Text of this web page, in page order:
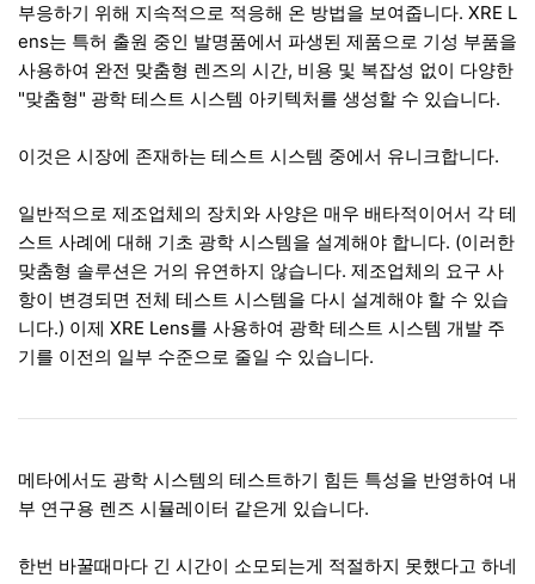
부응하기 위해 지속적으로 적응해 온 방법을 보여줍니다. XRE L
ens는 특허 출원 중인 발명품에서 파생된 제품으로 기성 부품을
사용하여 완전 맞춤형 렌즈의 시간, 비용 및 복잡성 없이 다양한
"맞춤형" 광학 테스트 시스템 아키텍처를 생성할 수 있습니다.
이것은 시장에 존재하는 테스트 시스템 중에서 유니크합니다.
일반적으로 제조업체의 장치와 사양은 매우 배타적이어서 각 테
스트 사례에 대해 기초 광학 시스템을 설계해야 합니다. (이러한
맞춤형 솔루션은 거의 유연하지 않습니다. 제조업체의 요구 사
항이 변경되면 전체 테스트 시스템을 다시 설계해야 할 수 있습
니다.) 이제 XRE Lens를 사용하여 광학 테스트 시스템 개발 주
기를 이전의 일부 수준으로 줄일 수 있습니다.
메타에서도 광학 시스템의 테스트하기 힘든 특성을 반영하여 내
부 연구용 렌즈 시뮬레이터 같은게 있습니다.
한번 바꿀때마다 긴 시간이 소모되는게 적절하지 못했다고 하네